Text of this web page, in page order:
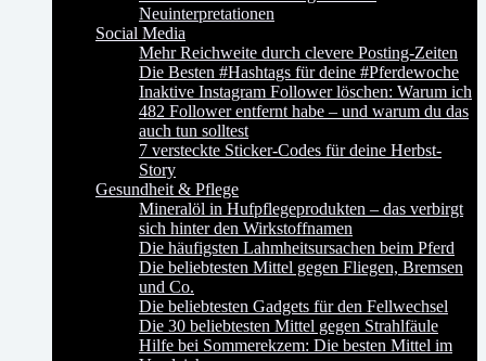
Neuinterpretationen
Social Media
Mehr Reichweite durch clevere Posting-Zeiten
Die Besten #Hashtags für deine #Pferdewoche
Inaktive Instagram Follower löschen: Warum ich
482 Follower entfernt habe – und warum du das
auch tun solltest
7 versteckte Sticker-Codes für deine Herbst-
Story
Gesundheit & Pflege
Mineralöl in Hufpflegeprodukten – das verbirgt
sich hinter den Wirkstoffnamen
Die häufigsten Lahmheitsursachen beim Pferd
Die beliebtesten Mittel gegen Fliegen, Bremsen
und Co.
Die beliebtesten Gadgets für den Fellwechsel
Die 30 beliebtesten Mittel gegen Strahlfäule
Hilfe bei Sommerekzem: Die besten Mittel im